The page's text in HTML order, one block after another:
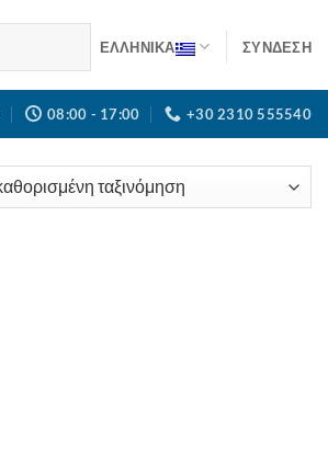
ΕΛΛΗΝΙΚΑ ΣΎΝΔΕΣΗ
08:00 - 17:00 +30 2310 555540